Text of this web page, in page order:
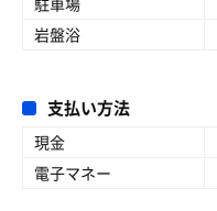
岩盤浴
支払い方法
現金
電子マネー